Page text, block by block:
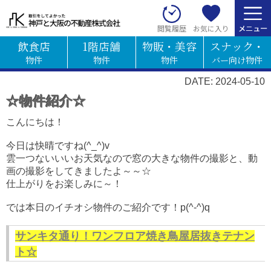
閲覧履歴 お気に入り
飲食店
物件
1階店舗
物件
物販・美容
物件
スナック・
バー向け物件
DATE: 2024-05-10
☆物件紹介☆
こんにちは！
今日は快晴ですね(^_^)v
雲一つないいいお天気なので窓の大きな物件の撮影と、動
画の撮影をしてきましたよ～～☆
仕上がりをお楽しみに～！
では本日のイチオシ物件のご紹介です！p(^-^)q
サンキタ通り！ワンフロア焼き鳥屋居抜きテナン
ト☆